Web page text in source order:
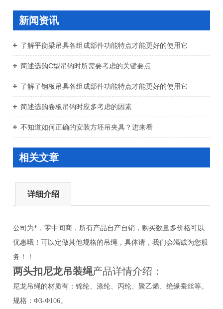
新闻资讯
了解平衡梁吊具各组成部件功能特点才能更好的使用它
简述选购C型吊钩时所需要考虑的关键要点
了解了钢板吊具各组成部件功能特点才能更好的使用它
简述选购卷板吊钩时应多考虑的因素
不知道如何正确的安装方坯吊夹具？进来看
相关文章
详细介绍
公司为*，零中间商，所有产品自产自销，购买数量多价格可以
优惠哦！可以定做其他规格的吊绳，具体请，我们会竭诚为您服
务！！
两头扣尼龙吊装绳产品详情介绍：
尼龙吊绳的材质有：锦纶、涤纶、丙纶、聚乙烯、绝缘蚕丝等。
规格：Φ3-Φ106。